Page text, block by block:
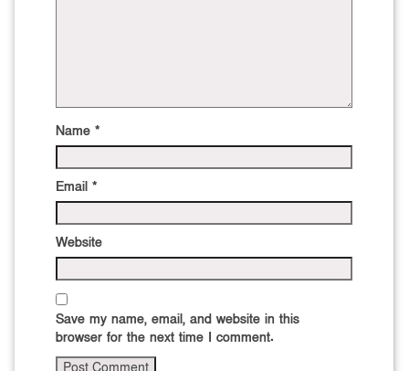
Name *
Email *
Website
Save my name, email, and website in this
browser for the next time I comment.